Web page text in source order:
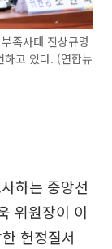
족사태 진상규명
하고 있다. (연합뉴
하는 중앙선
위원장이 이
헌정질서